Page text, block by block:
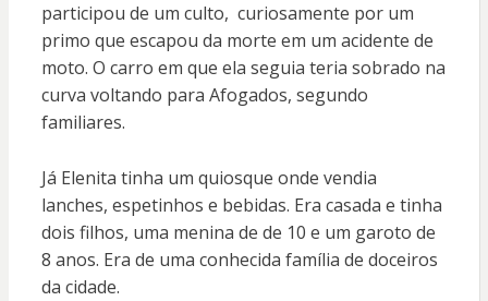
participou de um culto, curiosamente por um
primo que escapou da morte em um acidente de
moto. O carro em que ela seguia teria sobrado na
curva voltando para Afogados, segundo
familiares.
Já Elenita tinha um quiosque onde vendia
lanches, espetinhos e bebidas. Era casada e tinha
dois filhos, uma menina de de 10 e um garoto de
8 anos. Era de uma conhecida família de doceiros
da cidade.